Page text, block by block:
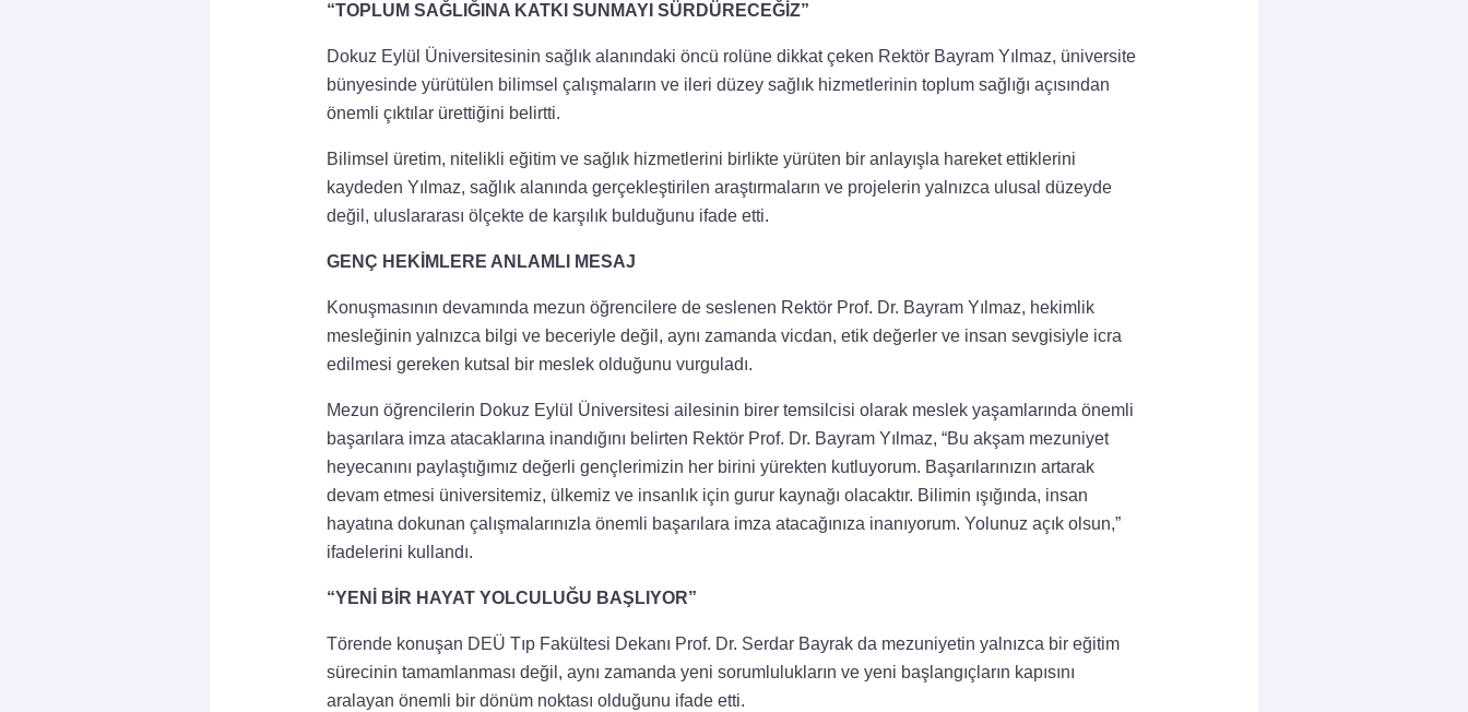
“TOPLUM SAĞLIĞINA KATKI SUNMAYI SÜRDÜRECEĞİZ”
Dokuz Eylül Üniversitesinin sağlık alanındaki öncü rolüne dikkat çeken Rektör Bayram Yılmaz, üniversite
bünyesinde yürütülen bilimsel çalışmaların ve ileri düzey sağlık hizmetlerinin toplum sağlığı açısından
önemli çıktılar ürettiğini belirtti.
Bilimsel üretim, nitelikli eğitim ve sağlık hizmetlerini birlikte yürüten bir anlayışla hareket ettiklerini
kaydeden Yılmaz, sağlık alanında gerçekleştirilen araştırmaların ve projelerin yalnızca ulusal düzeyde
değil, uluslararası ölçekte de karşılık bulduğunu ifade etti.
GENÇ HEKİMLERE ANLAMLI MESAJ
Konuşmasının devamında mezun öğrencilere de seslenen Rektör Prof. Dr. Bayram Yılmaz, hekimlik
mesleğinin yalnızca bilgi ve beceriyle değil, aynı zamanda vicdan, etik değerler ve insan sevgisiyle icra
edilmesi gereken kutsal bir meslek olduğunu vurguladı.
Mezun öğrencilerin Dokuz Eylül Üniversitesi ailesinin birer temsilcisi olarak meslek yaşamlarında önemli
başarılara imza atacaklarına inandığını belirten Rektör Prof. Dr. Bayram Yılmaz, “Bu akşam mezuniyet
heyecanını paylaştığımız değerli gençlerimizin her birini yürekten kutluyorum. Başarılarınızın artarak
devam etmesi üniversitemiz, ülkemiz ve insanlık için gurur kaynağı olacaktır. Bilimin ışığında, insan
hayatına dokunan çalışmalarınızla önemli başarılara imza atacağınıza inanıyorum. Yolunuz açık olsun,”
ifadelerini kullandı.
“YENİ BİR HAYAT YOLCULUĞU BAŞLIYOR”
Törende konuşan DEÜ Tıp Fakültesi Dekanı Prof. Dr. Serdar Bayrak da mezuniyetin yalnızca bir eğitim
sürecinin tamamlanması değil, aynı zamanda yeni sorumlulukların ve yeni başlangıçların kapısını
aralayan önemli bir dönüm noktası olduğunu ifade etti.